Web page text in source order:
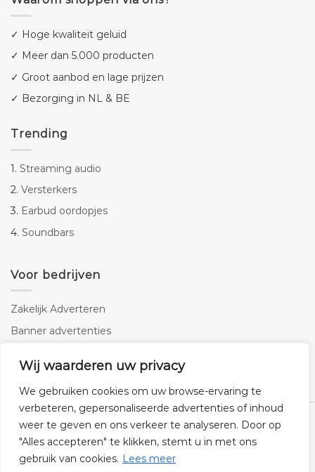
Wij waarderen uw privacy
We gebruiken cookies om uw browse-ervaring te
verbeteren, gepersonaliseerde advertenties of inhoud
weer te geven en ons verkeer te analyseren. Door op
"Alles accepteren" te klikken, stemt u in met ons
gebruik van cookies. Lees meer
✓ Hoge kwaliteit geluid
✓ Meer dan 5.000 producten
✓ Groot aanbod en lage prijzen
✓ Bezorging in NL & BE
Trending
1. Streaming audio
2. Versterkers
3. Earbud oordopjes
4. Soundbars
Voor bedrijven
Zakelijk Adverteren
Banner advertenties
SEO copywriting